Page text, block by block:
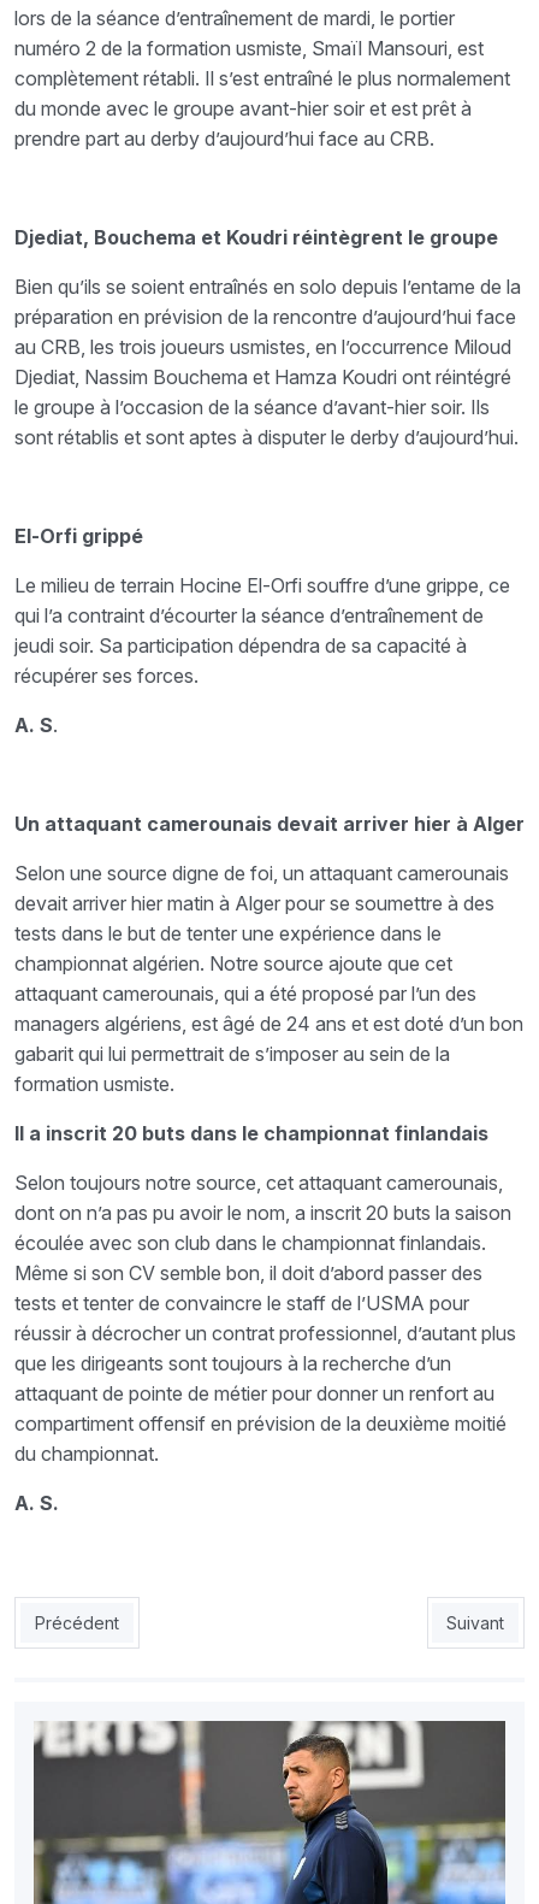
lors de la séance d’entraînement de mardi, le portier
numéro 2 de la formation usmiste, Smaïl Mansouri, est
complètement rétabli. Il s’est entraîné le plus normalement
du monde avec le groupe avant-hier soir et est prêt à
prendre part au derby d’aujourd’hui face au CRB.
Djediat, Bouchema et Koudri réintègrent le groupe
Bien qu’ils se soient entraînés en solo depuis l’entame de la
préparation en prévision de la rencontre d’aujourd’hui face
au CRB, les trois joueurs usmistes, en l’occurrence Miloud
Djediat, Nassim Bouchema et Hamza Koudri ont réintégré
le groupe à l’occasion de la séance d’avant-hier soir. Ils
sont rétablis et sont aptes à disputer le derby d’aujourd’hui.
El-Orfi grippé
Le milieu de terrain Hocine El-Orfi souffre d’une grippe, ce
qui l’a contraint d’écourter la séance d’entraînement de
jeudi soir. Sa participation dépendra de sa capacité à
récupérer ses forces.
A. S.
Un attaquant camerounais devait arriver hier à Alger
Selon une source digne de foi, un attaquant camerounais
devait arriver hier matin à Alger pour se soumettre à des
tests dans le but de tenter une expérience dans le
championnat algérien. Notre source ajoute que cet
attaquant camerounais, qui a été proposé par l’un des
managers algériens, est âgé de 24 ans et est doté d’un bon
gabarit qui lui permettrait de s’imposer au sein de la
formation usmiste.
Il a inscrit 20 buts dans le championnat finlandais
Selon toujours notre source, cet attaquant camerounais,
dont on n’a pas pu avoir le nom, a inscrit 20 buts la saison
écoulée avec son club dans le championnat finlandais.
Même si son CV semble bon, il doit d’abord passer des
tests et tenter de convaincre le staff de l’USMA pour
réussir à décrocher un contrat professionnel, d’autant plus
que les dirigeants sont toujours à la recherche d’un
attaquant de pointe de métier pour donner un renfort au
compartiment offensif en prévision de la deuxième moitié
du championnat.
A. S.
Article précédent : Hachoud : «Après la JSK, je trancherai sur
Précédent Article
Suivant